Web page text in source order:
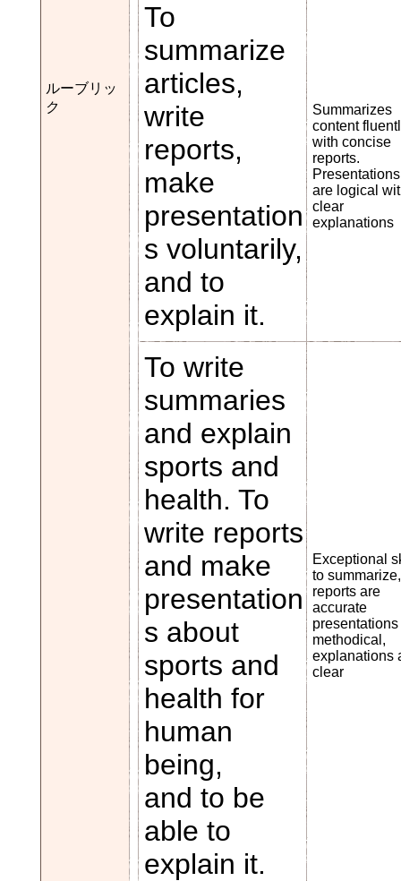
ルーブリッ
ク
To
summarize
articles,
write
reports,
make
presentation
s voluntarily,
and to
explain it.
Summarizes
content
with concise
reports.
Presentations
are logical
clear
explanations
To write
summaries
and explain
sports and
health. To
write reports
and make
presentation
s about
sports and
health for
human
being,
and to be
able to
explain it.
Exceptional
to summarize,
reports are
accurate
presentations
methodical,
explanations
clear